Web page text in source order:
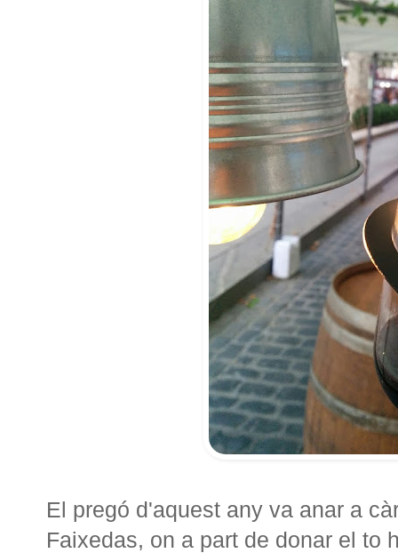
El pregó d'aquest any va anar a
Faixedas, on a part de donar el to